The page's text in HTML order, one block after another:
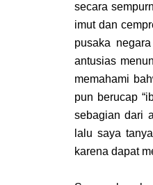
secara
imut dan
pusaka
antusias
memahami
pun berucap
sebagian dari
lalu saya
karena dapat